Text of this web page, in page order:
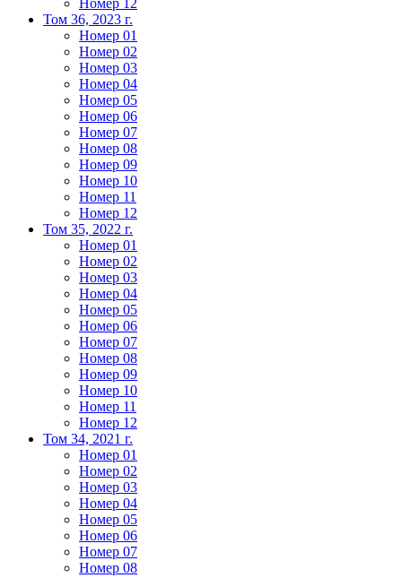
Номер 12
Том 36, 2023 г.
Номер 01
Номер 02
Номер 03
Номер 04
Номер 05
Номер 06
Номер 07
Номер 08
Номер 09
Номер 10
Номер 11
Номер 12
Том 35, 2022 г.
Номер 01
Номер 02
Номер 03
Номер 04
Номер 05
Номер 06
Номер 07
Номер 08
Номер 09
Номер 10
Номер 11
Номер 12
Том 34, 2021 г.
Номер 01
Номер 02
Номер 03
Номер 04
Номер 05
Номер 06
Номер 07
Номер 08